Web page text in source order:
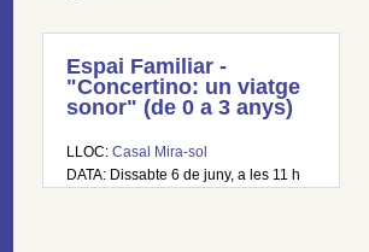
Espai Familiar -
"Concertino: un viatge
sonor" (de 0 a 3 anys)
LLOC: Casal Mira-sol
DATA: Dissabte 6 de juny, a les 11 h